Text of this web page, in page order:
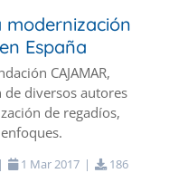
modernización
España
CAJAMAR,
de diversos autores
de regadíos,
| 1 Mar2017 | 186